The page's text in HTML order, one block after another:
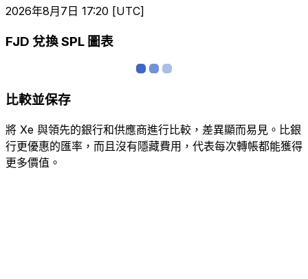
2026年8月7日 17:20 [UTC]
FJD 兌換 SPL 圖表
比較並保存
將 Xe 與領先的銀行和供應商進行比較，差異顯而易見。比銀
行更優惠的匯率，而且沒有隱藏費用，代表每次轉帳都能獲得
更多價值。